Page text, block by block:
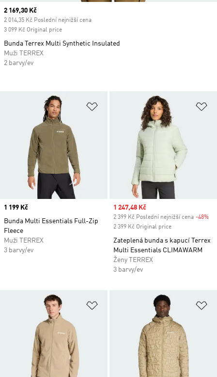
Přidat do seznamu přání
Price
1 199 Kč
Bunda Multi Essentials Full-Zip
Fleece
Muži TERREX
3 barvy/ev
Sale price
1 247,48 Kč
2 399 Kč Poslední nejnižší cena -48%
2 399 Kč Original price
Zateplená bunda s kapucí Terrex
Multi Essentials CLIMAWARM
Ženy TERREX
3 barvy/ev
Přidat do seznamu přání
Current price
2 169,30 Kč
2 014,35 Kč Poslední nejnižší cena
3 099 Kč Original price
Bunda Terrex Multi Synthetic Insulated
Muži TERREX
2 barvy/ev